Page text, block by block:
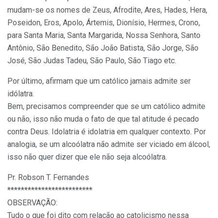
mudam-se os nomes de Zeus, Afrodite, Ares, Hades, Hera,
Poseidon, Eros, Apolo, Ártemis, Dionísio, Hermes, Crono,
para Santa Maria, Santa Margarida, Nossa Senhora, Santo
Antônio, São Benedito, São João Batista, São Jorge, São
José, São Judas Tadeu, São Paulo, São Tiago etc.
Por último, afirmam que um católico jamais admite ser
idólatra.
Bem, precisamos compreender que se um católico admite
ou não, isso não muda o fato de que tal atitude é pecado
contra Deus. Idolatria é idolatria em qualquer contexto. Por
analogia, se um alcoólatra não admite ser viciado em álcool,
isso não quer dizer que ele não seja alcoólatra.
Pr. Robson T. Fernandes
*************************
OBSERVAÇÃO:
Tudo o que foi dito com relação ao catolicismo nessa